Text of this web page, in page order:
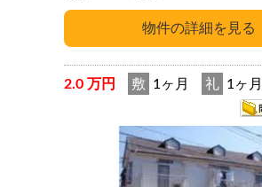
2.0 万円 敷 1ヶ月 礼 1ヶ月